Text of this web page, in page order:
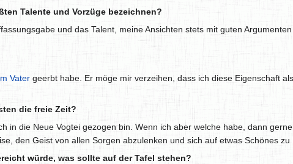
Talente und Vorzüge bezeichnen?
und das Talent, meine Ansichten stets mit guten
Vater geerbt habe. Er möge mir verzeihen, dass ich diese Eigenschaft
die freie Zeit?
in die Neue Vogtei gezogen bin. Wenn ich aber welche habe, dann
den Geist von allen Sorgen abzulenken und sich auf etwas Schönes zu
würde, was sollte auf der Tafel stehen?